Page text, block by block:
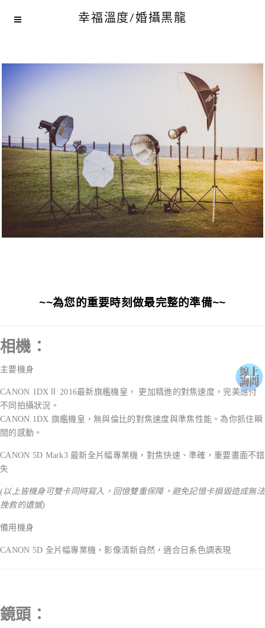
幸福溫度/婚攝黑龍
~~為您的重要時刻做最完整的準備~~
相機：
主要機身
CANON 1DXⅡ 2016最新旗艦機皇， 更加精進的對焦速度，完美應付
不同拍攝狀況。
CANON 1DX 旗艦機皇，無與倫比的對焦速度與準焦性能。為你抓住瞬
間的感動。
CANON 5D Mark3 最新全片幅專業機，對焦快速、準確，重要畫面不錯
失
(以上皆機身可雙卡同時寫入，回憶雙重保障，避免記憶卡損毀造成無法
挽救的遺憾)
備用機身
CANON 5D 全片幅專業機，影像清新自然，適合日系色調表現
鏡頭：